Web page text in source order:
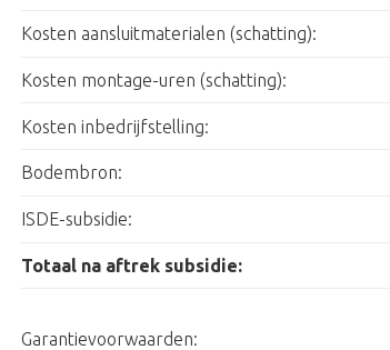
Kosten aansluitmaterialen (schatting):
Kosten montage-uren (schatting):
Kosten inbedrijfstelling:
Bodembron:
ISDE-subsidie:
Totaal na aftrek subsidie:
Garantievoorwaarden: